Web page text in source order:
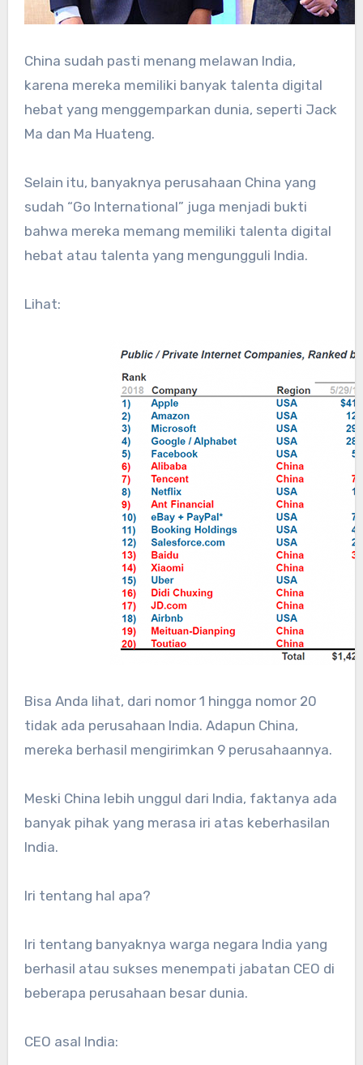
China sudah pasti menang melawan India,
karena mereka memiliki banyak talenta digital
hebat yang menggemparkan dunia, seperti Jack
Ma dan Ma Huateng.
Selain itu, banyaknya perusahaan China yang
sudah “Go International” juga menjadi bukti
bahwa mereka memang memiliki talenta digital
hebat atau talenta yang mengungguli India.
Lihat:
Bisa Anda lihat, dari nomor 1 hingga nomor 20
tidak ada perusahaan India. Adapun China,
mereka berhasil mengirimkan 9 perusahaannya.
Meski China lebih unggul dari India, faktanya ada
banyak pihak yang merasa iri atas keberhasilan
India.
Iri tentang hal apa?
Iri tentang banyaknya warga negara India yang
berhasil atau sukses menempati jabatan CEO di
beberapa perusahaan besar dunia.
CEO asal India: